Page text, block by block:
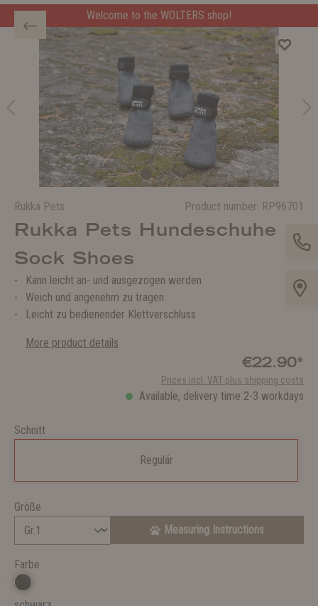
Welcome to the WOLTERS shop!
Rukka Pets Product number: RP96701
Rukka Pets Hundeschuhe
Sock Shoes
Kann leicht an- und ausgezogen werden
Weich und angenehm zu tragen
Leicht zu bedienender Klettverschluss
More product details
€22.90*
Prices incl. VAT plus shipping costs
Available, delivery time 2-3 workdays
Schnitt
Regulär
Größe
Measuring Instructions
Farbe